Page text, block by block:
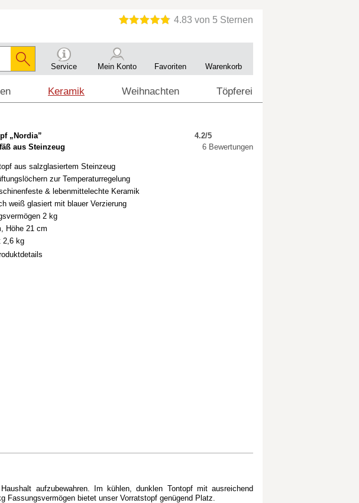
Service Mein Konto Favoriten Warenkorb
Keramik Weihnachten Töpferei
„Nordia”
aus Steinzeug
aus salzglasiertem Steinzeug
zur Temperaturregelung
& lebenmittelechte Keramik
weiß glasiert mit blauer Verzierung
2 kg
Höhe 21 cm
2,6 kg
4.2/5
6 Bewertungen
aufzubewahren. Im kühlen, dunklen Tontopf mit ausreichend
Fassungsvermögen bietet unser Vorratstopf genügend Platz.